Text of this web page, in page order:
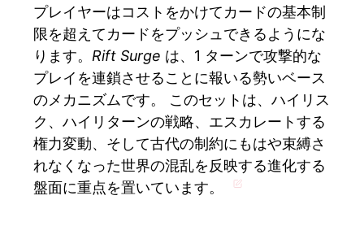
プレイヤーはコストをかけてカードの基本制
限を超えてカードをプッシュできるようにな
ります。 Rift Surge は、1 ターンで攻撃的な
プレイを連鎖させることに報いる勢いベース
のメカニズムです。 このセットは、ハイリス
ク、ハイリターンの戦略、エスカレートする
権力変動、そして古代の制約にもはや束縛さ
れなくなった世界の混乱を反映する進化する
盤面に重点を置いています。